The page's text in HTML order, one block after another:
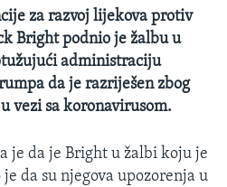
za razvoj lijekova protiv
Bright podnio je žalbu u
administraciju
da je razriješen zbog
vezi sa koronavirusom.
je da je Bright u žalbi koju je
da su njegova upozorenja u